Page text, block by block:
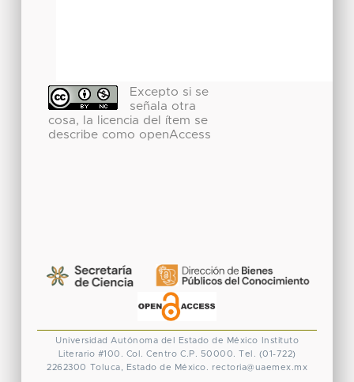
Excepto si se
señala otra
cosa, la licencia del ítem se
describe como openAccess
Universidad Autónoma del Estado de México
Instituto
Literario #100. Col. Centro C.P. 50000. Tel. (01-722)
2262300
Toluca, Estado de México. rectoria@uaemex.mx